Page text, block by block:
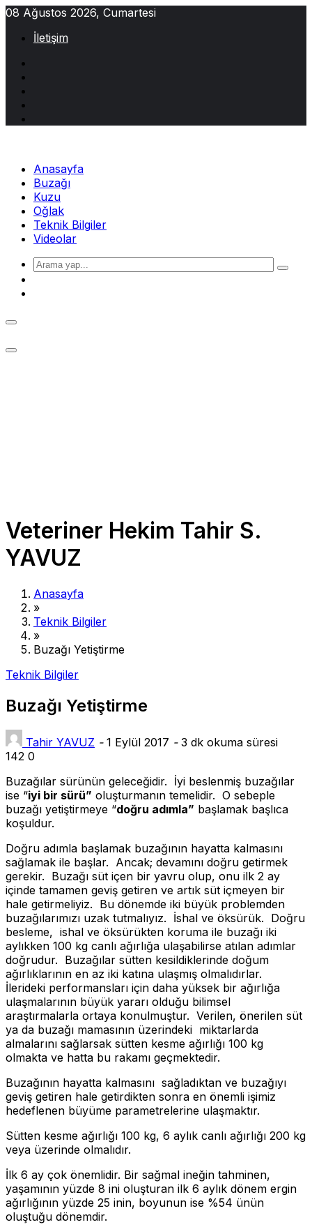
Skip
content
08 Ağustos 2026, Cumartesi
İletişim
Anasayfa
Buzağı
Kuzu
Oğlak
Teknik Bilgiler
Videolar
Veteriner Hekim Tahir S.
YAVUZ
Anasayfa
»
Teknik Bilgiler
»
Buzağı Yetiştirme
Teknik Bilgiler
Buzağı Yetiştirme
Tahir YAVUZ - 1 Eylül 2017 -3 dk okuma süresi
142 0
Buzağılar sürünün geleceğidir. İyi beslenmiş buzağılar
ise “iyi bir sürü” oluşturmanın temelidir. O sebeple
buzağı yetiştirmeye “doğru adımla” başlamak başlıca
koşuldur.
Doğru adımla başlamak buzağının hayatta kalmasını
sağlamak ile başlar. Ancak; devamını doğru getirmek
gerekir. Buzağı süt içen bir yavru olup, onu ilk 2 ay
içinde tamamen geviş getiren ve artık süt içmeyen bir
hale getirmeliyiz. Bu dönemde iki büyük problemden
buzağılarımızı uzak tutmalıyız. İshal ve öksürük. Doğru
besleme, ishal ve öksürükten koruma ile buzağı iki
aylıkken 100 kg canlı ağırlığa ulaşabilirse atılan adımlar
doğrudur. Buzağılar sütten kesildiklerinde doğum
ağırlıklarının en az iki katına ulaşmış olmalıdırlar.
İlerideki performansları için daha yüksek bir ağırlığa
ulaşmalarının büyük yararı olduğu bilimsel
araştırmalarla ortaya konulmuştur. Verilen, önerilen süt
ya da buzağı mamasının üzerindeki miktarlarda
almalarını sağlarsak sütten kesme ağırlığı 100 kg
olmakta ve hatta bu rakamı geçmektedir.
Buzağının hayatta kalmasını sağladıktan ve buzağıyı
geviş getiren hale getirdikten sonra en önemli işimiz
hedeflenen büyüme parametrelerine ulaşmaktır.
Sütten kesme ağırlığı 100 kg, 6 aylık canlı ağırlığı 200 kg
veya üzerinde olmalıdır.
İlk 6 ay çok önemlidir. Bir sağmal ineğin tahminen,
yaşamının yüzde 8 ini oluşturan ilk 6 aylık dönem ergin
ağırlığının yüzde 25 inin, boyunun ise %54 ünün
oluştuğu dönemdir.